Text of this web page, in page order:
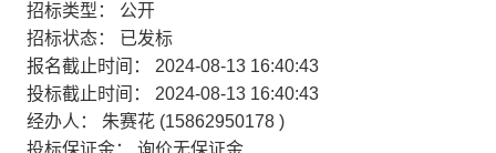
招标类型： 公开
招标状态： 已发标
报名截止时间： 2024-08-13 16:40:43
投标截止时间： 2024-08-13 16:40:43
经办人： 朱赛花 (15862950178 )
投标保证金： 询价无保证金